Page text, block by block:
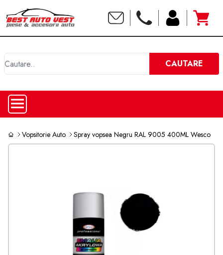
CAUTARE
Vopsitorie Auto Spray vopsea Negru RAL 9005 400ML Wesco